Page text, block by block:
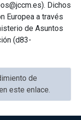
Dichos
Europea a través
de Asuntos
(d83-
de
este enlace.